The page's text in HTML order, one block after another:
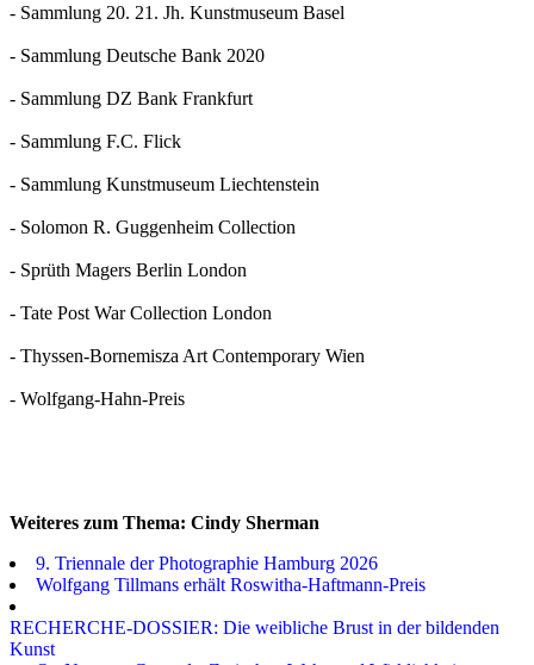
- Sammlung 20. 21. Jh. Kunstmuseum Basel
- Sammlung Deutsche Bank 2020
- Sammlung DZ Bank Frankfurt
- Sammlung F.C. Flick
- Sammlung Kunstmuseum Liechtenstein
- Solomon R. Guggenheim Collection
- Sprüth Magers Berlin London
- Tate Post War Collection London
- Thyssen-Bornemisza Art Contemporary Wien
- Wolfgang-Hahn-Preis
Weiteres zum Thema: Cindy Sherman
9. Triennale der Photographie Hamburg 2026
Wolfgang Tillmans erhält Roswitha-Haftmann-Preis
RECHERCHE-DOSSIER: Die weibliche Brust in der bildenden
Kunst